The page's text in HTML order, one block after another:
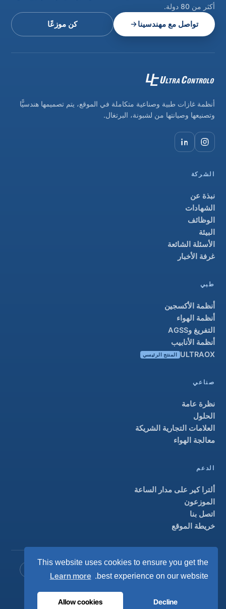
This website uses cookies to ensure you get the
best experience on our website.
Learn more
Decline
Allow cookies
أكثر من 80 دولة.
تواصل مع مهندسينا كن موزعًا
أنظمة غازات طبية وصناعية متكاملة في الموقع، يتم تصميمها هندسيًّا
وتصنيعها وصيانتها من لشبونة، البرتغال.
الشركة
نبذة عن
الشهادات
الوظائف
البيئة
الأسئلة الشائعة
غرفة الأخبار
طبي
أنظمة الأكسجين
أنظمة الهواء
التفريغ وAGSS
أنظمة الأنابيب
ULTRAOX
المنتج الرئيسي
صناعي
نظرة عامة
الحلول
العلامات التجارية الشريكة
معالجة الهواء
الدعم
ألترا كير على مدار الساعة
الموزعون
اتصل بنا
خريطة الموقع
ISO 13485
صُنع في البرتغال· 40 عامًا من الخبرة الهندسية · أكثر من 80 دولة